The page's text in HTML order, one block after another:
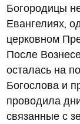
Богородицы
Евангелиях,
церковном
После
осталась на
Богослова и
проводила
связанные с